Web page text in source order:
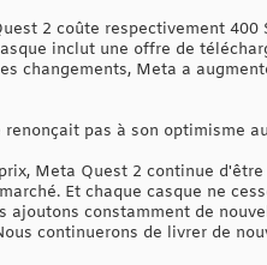
2 coûte respectivement
inclut une offre de
changements, Meta a
pas à son optimisme
Meta Quest 2 continue
Et chaque casque ne
ajoutons constamment de
continuerons de livrer de